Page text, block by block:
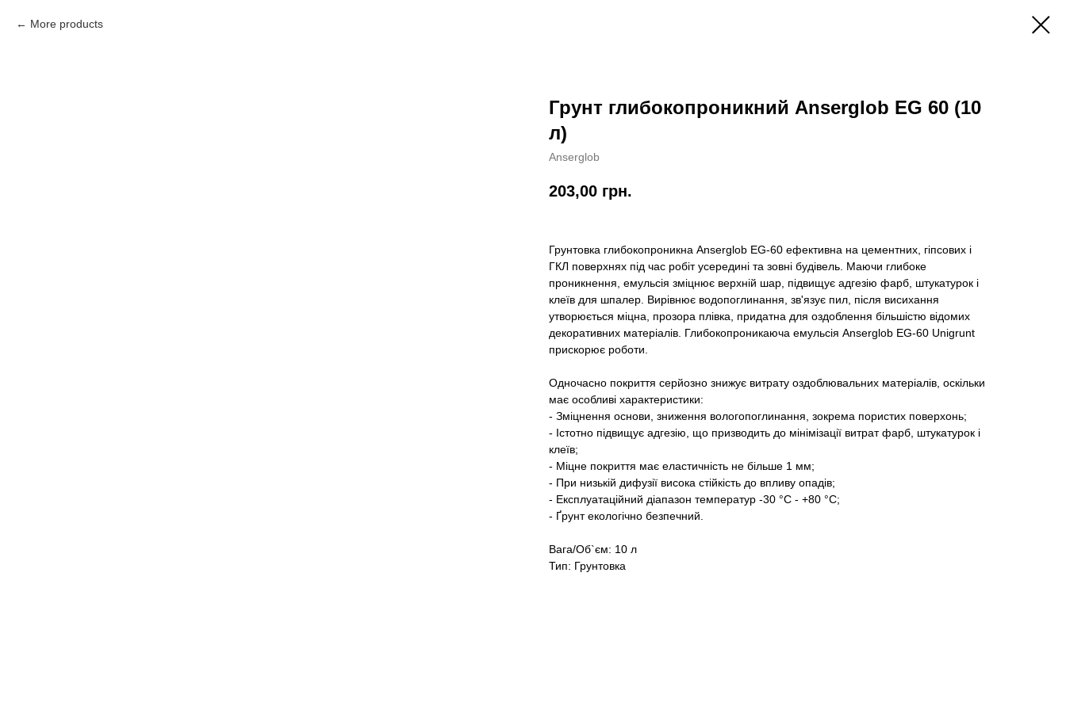
More products
Грунт глибокопроникний Anserglob EG 60 (10
л)
Anserglob
203,00 грн.
Грунтовка глибокопроникна Anserglob EG-60 ефективна на цементних, гіпсових і
ГКЛ поверхнях під час робіт усередині та зовні будівель. Маючи глибоке
проникнення, емульсія зміцнює верхній шар, підвищує адгезію фарб, штукатурок і
клеїв для шпалер. Вирівнює водопоглинання, зв'язує пил, після висихання
утворюється міцна, прозора плівка, придатна для оздоблення більшістю відомих
декоративних матеріалів. Глибокопроникаюча емульсія Anserglob EG-60 Unigrunt
прискорює роботи.
Одночасно покриття серйозно знижує витрату оздоблювальних матеріалів, оскільки
має особливі характеристики:
- Зміцнення основи, зниження вологопоглинання, зокрема пористих поверхонь;
- Істотно підвищує адгезію, що призводить до мінімізації витрат фарб, штукатурок і
клеїв;
- Міцне покриття має еластичність не більше 1 мм;
- При низькій дифузії висока стійкість до впливу опадів;
- Експлуатаційний діапазон температур -30 °С - +80 °С;
- Ґрунт екологічно безпечний.
Вага/Об`єм: 10 л
Тип: Грунтовка